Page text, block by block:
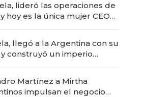
lideró las operaciones de
hoy es la única mujer CEO
llegó a la Argentina con su
construyó un imperio
Martínez a Mirtha
impulsan el negocio